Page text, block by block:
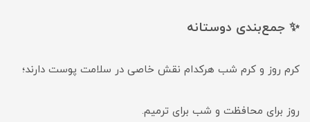
✨ جمع‌بندی دوستانه
کرم روز و کرم شب هرکدام نقش خاصی در سلامت پوست دارند؛
روز برای محافظت و شب برای ترمیم.